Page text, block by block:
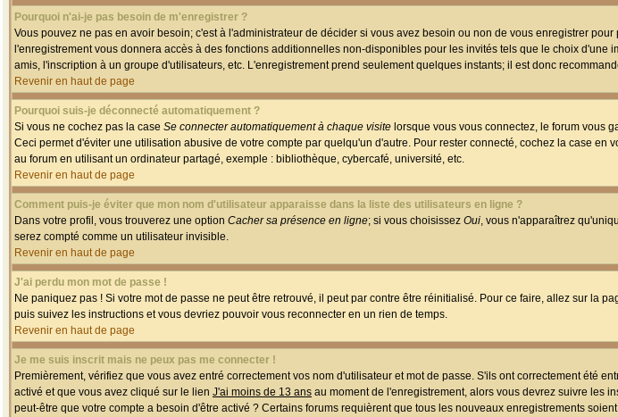
Pourquoi n'ai-je pas besoin de m'enregistrer ?
Vous pouvez ne pas en avoir besoin; c'est à l'administrateur de décider si vous avez besoin ou non de vous enregistrer
l'enregistrement vous donnera accès à des fonctions additionnelles non-disponibles pour les invités tels que le choix d'une
amis, l'inscription à un groupe d'utilisateurs, etc. L'enregistrement prend seulement quelques instants; il est donc
Revenir en haut de page
Pourquoi suis-je déconnecté automatiquement ?
Si vous ne cochez pas la case Se connecter automatiquement à chaque visite lorsque vous vous connectez, le forum vous
Ceci permet d'éviter une utilisation abusive de votre compte par quelqu'un d'autre. Pour rester connecté, cochez la case en
au forum en utilisant un ordinateur partagé, exemple : bibliothèque, cybercafé, université, etc.
Revenir en haut de page
Comment puis-je éviter que mon nom d'utilisateur apparaisse dans la liste des utilisateurs en ligne ?
Dans votre profil, vous trouverez une option Cacher sa présence en ligne; si vous choisissez Oui, vous n'apparaîtrez
serez compté comme un utilisateur invisible.
Revenir en haut de page
J'ai perdu mon mot de passe !
Ne paniquez pas ! Si votre mot de passe ne peut être retrouvé, il peut par contre être réinitialisé. Pour ce faire, allez sur la
puis suivez les instructions et vous devriez pouvoir vous reconnecter en un rien de temps.
Revenir en haut de page
Je me suis inscrit mais ne peux pas me connecter !
Premièrement, vérifiez que vous avez entré correctement vos nom d'utilisateur et mot de passe. S'ils ont correctement été
activé et que vous avez cliqué sur le lien J'ai moins de 13 ans au moment de l'enregistrement, alors vous devrez suivre les
peut-être que votre compte a besoin d'être activé ? Certains forums requièrent que tous les nouveaux enregistrements